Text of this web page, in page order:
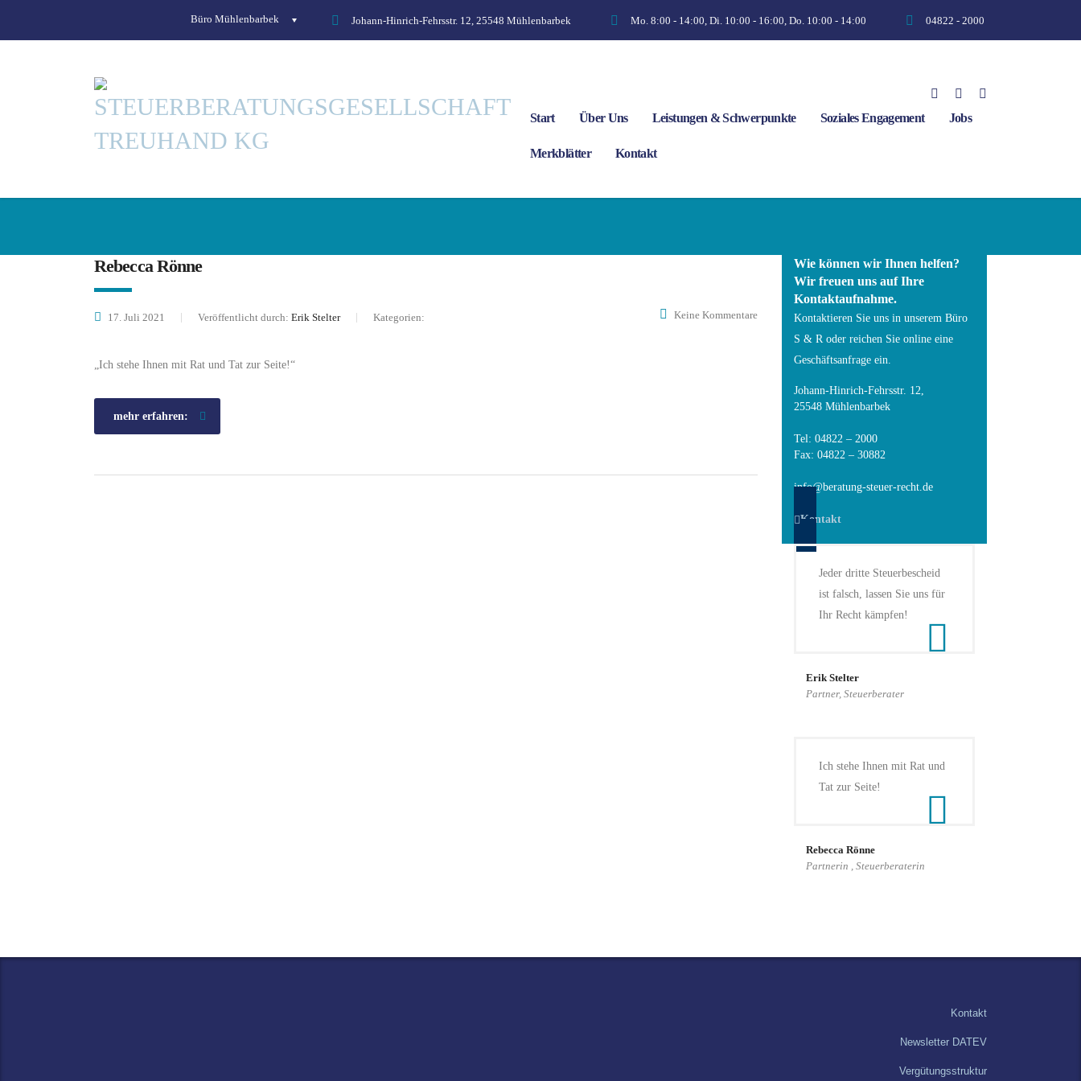
Büro Mühlenbarbek Johann-Hinrich-Fehrsstr. 12, 25548 Mühlenbarbek Mo. 8:00 - 14:00, Di. 10:00 - 16:00, Do. 10:00 - 14:00 04822 - 2000
Start Über Uns Leistungen & Schwerpunkte Soziales Engagement Jobs
Merkblätter Kontakt
Rebecca Rönne
17. Juli 2021 Veröffentlicht durch: Erik Stelter Kategorien: Keine Kommentare
„Ich stehe Ihnen mit Rat und Tat zur Seite!“
mehr erfahren:
Wie können wir Ihnen helfen?
Wir freuen uns auf Ihre
Kontaktaufnahme.
Kontaktieren Sie uns in unserem Büro
S & R oder reichen Sie online eine
Geschäftsanfrage ein.
Johann-Hinrich-Fehrsstr. 12,
25548 Mühlenbarbek
Tel: 04822 – 2000
Fax: 04822 – 30882
info@beratung-steuer-recht.de
Kontakt
Jeder dritte Steuerbescheid
ist falsch, lassen Sie uns für
Ihr Recht kämpfen!
Erik Stelter
Partner, Steuerberater
Ich stehe Ihnen mit Rat und
Tat zur Seite!
Rebecca Rönne
Partnerin , Steuerberaterin
Kontakt
Newsletter DATEV
Vergütungsstruktur